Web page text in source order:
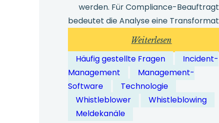
werden. Für Compliance-
bedeutet die Analyse eine
Weiterlesen:
Wie
Analysen
Häufig gestellte Fragen
Incident-
Management
Management-
Software
Technologie
Whistleblower
Whistleblowing
Meldekanäle